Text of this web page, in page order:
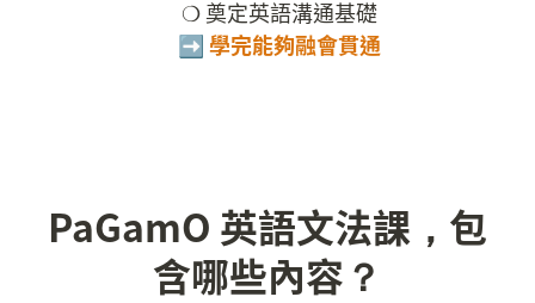
➡️ 學完能夠融會貫通
PaGamO 英語文法課，包
含哪些內容？